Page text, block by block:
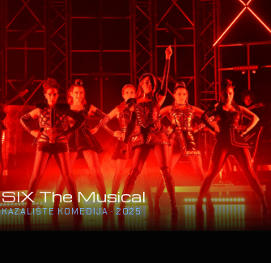
SIX The Musical
KAZALIŠTE KOMEDIJA · 2025